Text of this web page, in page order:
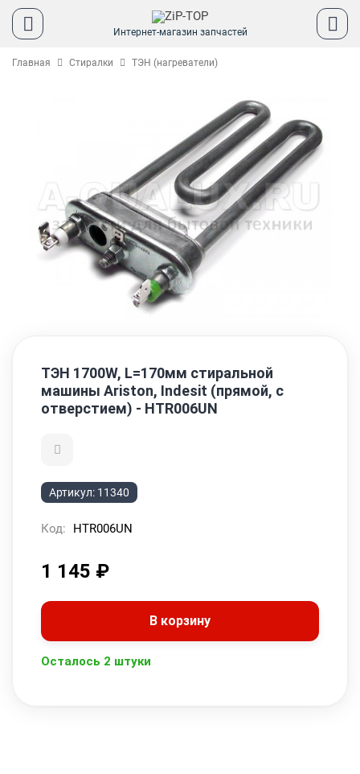
Интернет-магазин запчастей
Главная Стиралки ТЭН (нагреватели)
ТЭН 1700W, L=170мм стиральной
машины Ariston, Indesit (прямой, с
отверстием) - HTR006UN
Артикул: 11340
Код: HTR006UN
1 145 ₽
В корзину
Осталось 2 штуки